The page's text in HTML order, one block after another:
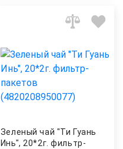
Зеленый чай "Ти Гуань
Инь", 20*2г. фильтр-